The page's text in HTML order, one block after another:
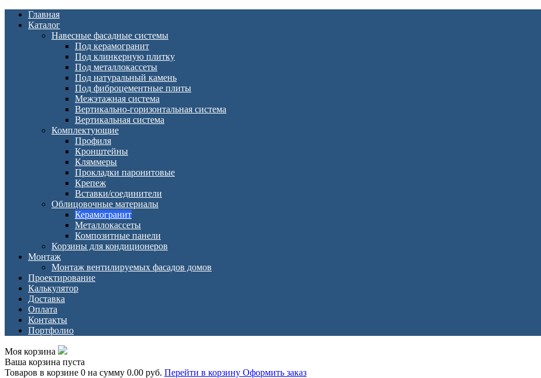
Главная
Каталог
Навесные фасадные системы
Под керамогранит
Под клинкерную плитку
Под металлокассеты
Под натуральный камень
Под фиброцементные плиты
Межэтажная система
Вертикально-горизонтальная система
Вертикальная система
Комплектующие
Профиля
Кронштейны
Кляммеры
Прокладки паронитовые
Крепеж
Вставки/соединители
Облицовочные материалы
Керамогранит
Металлокассеты
Композитные панели
Корзины для кондиционеров
Монтаж
Монтаж вентилируемых фасадов домов
Проектирование
Калькулятор
Доставка
Оплата
Контакты
Портфолио
Моя корзина
Ваша корзина пуста
Товаров в корзине 0 на сумму 0.00 руб. Перейти в корзину Оформить заказ